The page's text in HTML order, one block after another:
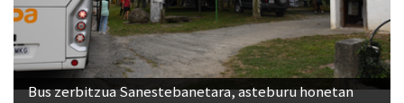
Bus zerbitzua Sanestebanetara, asteburu honetan